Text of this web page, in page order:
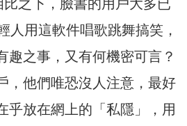
之下，臉書的用戶大多已
人用這軟件唱歌跳舞搞笑，
趣之事，又有何機密可言？
，他們唯恐沒人注意，最好
乎放在網上的「私隱」，用